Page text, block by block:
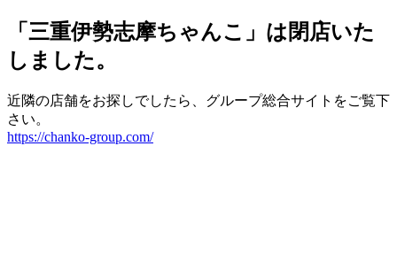
「三重伊勢志摩ちゃんこ」は閉店いた
しました。
近隣の店舗をお探しでしたら、グループ総合サイトをご覧下
さい。
https://chanko-group.com/